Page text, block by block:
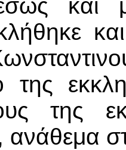
και
της
της
ανάθεμα